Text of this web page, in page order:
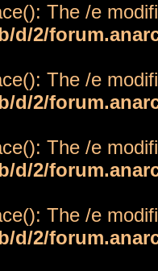
The /e
d/2/
The /e
d/2/
The /e
d/2/
The /e
d/2/